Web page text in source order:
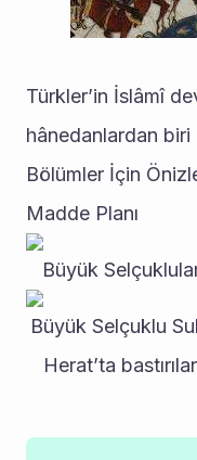
Türkler’in İslâmî
hânedanlardan
Bölümler İçin
Madde Planı
Büyük
Büyük Selçuklu
Herat’ta